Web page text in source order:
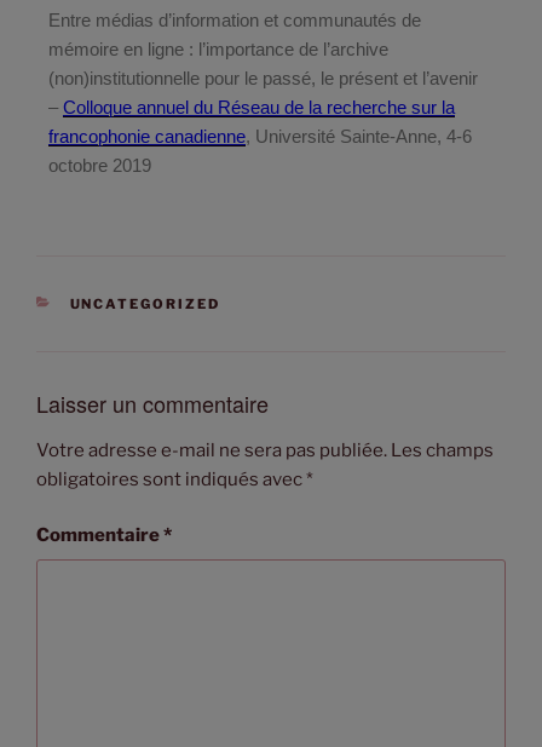
Entre médias d’information et communautés de
mémoire en ligne : l’importance de l’archive
(non)institutionnelle pour le passé, le présent et l’avenir
– Colloque annuel du Réseau de la recherche sur la
francophonie canadienne, Université Sainte-Anne, 4-6
octobre 2019
UNCATEGORIZED
Laisser un commentaire
Votre adresse e-mail ne sera pas publiée. Les champs
obligatoires sont indiqués avec*
Commentaire*